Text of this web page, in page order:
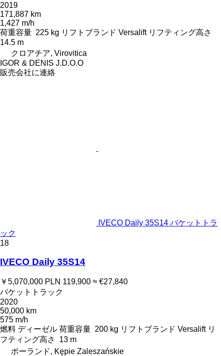
2019
171,887 km
1,427 m/h
荷重容量 225 kg リフトブランド Versalift リフティング高さ
14.5 m
クロアチア, Virovitica
IGOR & DENIS J.D.O.O
販売会社に連絡
IVECO Daily 35S14 バケットトラ
ック
18
IVECO Daily 35S14
￥5,070,000 PLN 119,900 ≈ €27,840
バケットトラック
2020
50,000 km
575 m/h
燃料 ディーゼル 荷重容量 200 kg リフトブランド Versalift リ
フティング高さ
13 m
ポーランド, Kępie Zaleszańskie